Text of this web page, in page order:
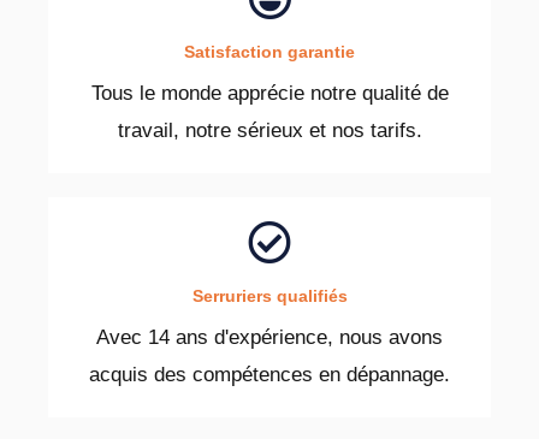
Satisfaction garantie
Tous le monde apprécie notre qualité de
travail, notre sérieux et nos tarifs.
Serruriers qualifiés
Avec 14 ans d'expérience, nous avons
acquis des compétences en dépannage.